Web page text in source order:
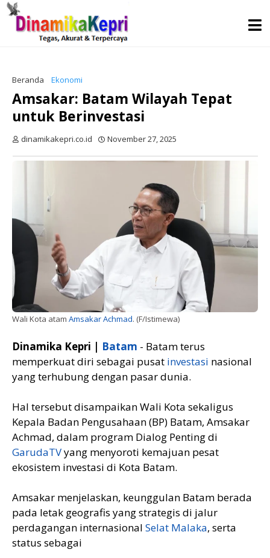
Beranda Ekonomi
Amsakar: Batam Wilayah Tepat
untuk Berinvestasi
dinamikakepri.co.id November 27, 2025
Wali Kota atam Amsakar Achmad. (F/Istimewa)
Dinamika Kepri | Batam - Batam terus
memperkuat diri sebagai pusat investasi nasional
yang terhubung dengan pasar dunia.
Hal tersebut disampaikan Wali Kota sekaligus
Kepala Badan Pengusahaan (BP) Batam, Amsakar
Achmad, dalam program Dialog Penting di
GarudaTVyang menyoroti kemajuan pesat
ekosistem investasi di Kota Batam.
Amsakar menjelaskan, keunggulan Batam berada
pada letak geografis yang strategis di jalur
perdagangan internasional Selat Malaka, serta
status sebagai